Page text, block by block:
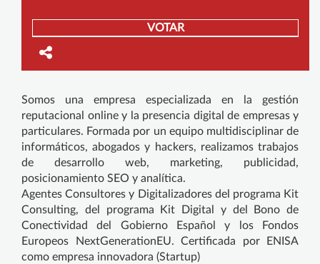
VOTAR
Somos una empresa especializada en la gestión
reputacional online y la presencia digital de empresas y
particulares. Formada por un equipo multidisciplinar de
informáticos, abogados y hackers, realizamos trabajos
de desarrollo web, marketing, publicidad,
posicionamiento SEO y analítica.
Agentes Consultores y Digitalizadores del programa Kit
Consulting, del programa Kit Digital y del Bono de
Conectividad del Gobierno Español y los Fondos
Europeos NextGenerationEU. Certificada por ENISA
como empresa innovadora (Startup)